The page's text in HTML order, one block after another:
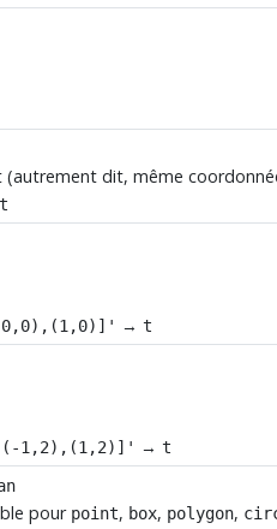
dit, même
t
→t
1,2),(1,2)]' →t
pour point, box, polygon,